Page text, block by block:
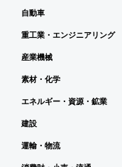
自動車
重工業・エンジニアリング
産業機械
素材・化学
エネルギー・資源・鉱業
建設
運輸・物流